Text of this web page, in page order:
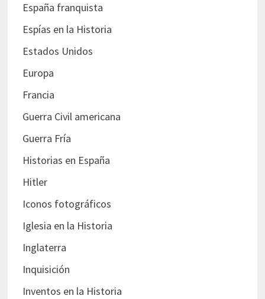
España franquista
Espías en la Historia
Estados Unidos
Europa
Francia
Guerra Civil americana
Guerra Fría
Historias en España
Hitler
Iconos fotográficos
Iglesia en la Historia
Inglaterra
Inquisición
Inventos en la Historia